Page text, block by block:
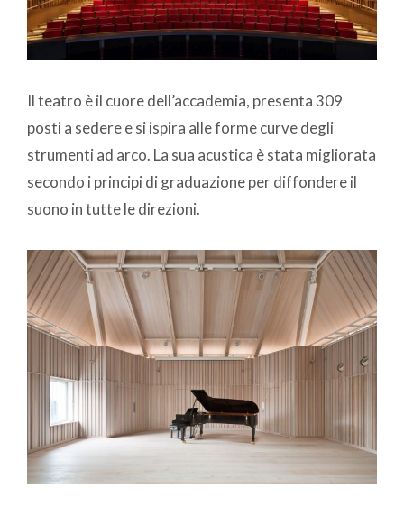
Il teatro è il cuore dell’accademia, presenta 309
posti a sedere e si ispira alle forme curve degli
strumenti ad arco. La sua acustica è stata migliorata
secondo i principi di graduazione per diffondere il
suono in tutte le direzioni.